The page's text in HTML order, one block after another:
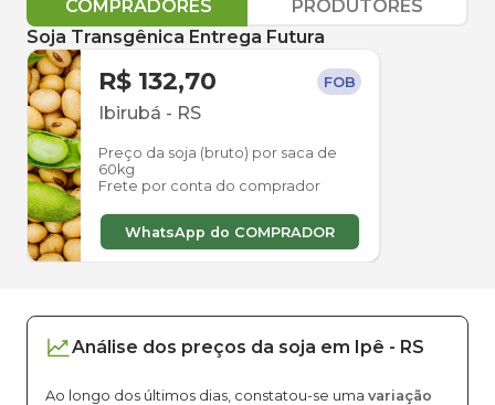
COMPRADORES
PRODUTORES
Soja Transgênica Entrega Futura
R$ 132,70 FOB
Ibirubá - RS
Preço da soja (bruto) por saca de
60kg
Frete por conta do comprador
WhatsApp do COMPRADOR
Análise dos preços da soja em Ipê - RS
Ao longo dos últimos dias, constatou-se uma variação